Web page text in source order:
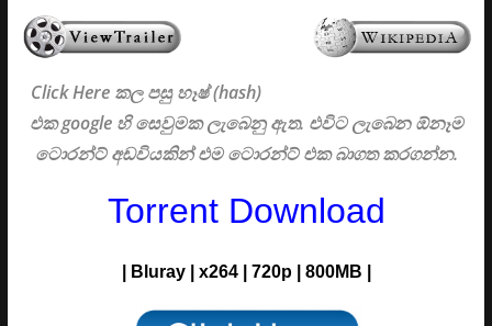
Click Here කල පසු හෑෂ් (hash)
එක google හි සෙවුමක ලැබෙනු ඇත. එවිට ලැබෙන ඕනෑම
ටොරන්ට් අඩවියකින් එම ටොරන්ට් එක බාගත කරගන්න.
Torrent Download
| Bluray | x264 | 720p | 800MB |